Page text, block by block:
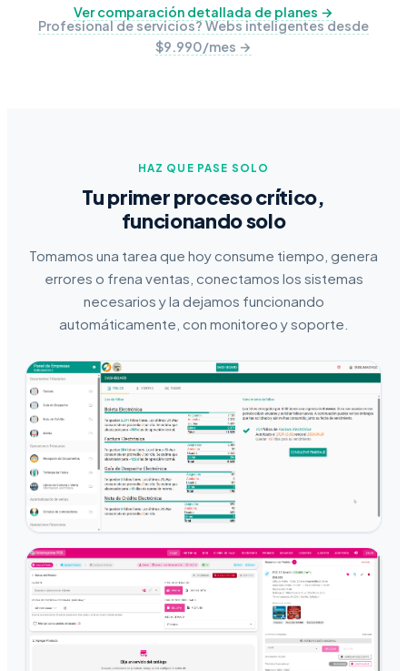
Ver comparación detallada de planes →
Profesional de servicios? Webs inteligentes desde
$9.990/mes →
HAZ QUE PASE SOLO
Tu primer proceso crítico,
funcionando solo
Tomamos una tarea que hoy consume tiempo, genera
errores o frena ventas, conectamos los sistemas
necesarios y la dejamos funcionando
automáticamente, con monitoreo y soporte.